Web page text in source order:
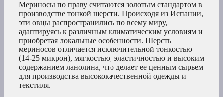
Мериносы по праву считаются золотым стандартом в
производстве тонкой шерсти. Происходя из Испании,
эти овцы распространились по всему миру,
адаптируясь к различным климатическим условиям и
приобретая локальные особенности. Шерсть
мериносов отличается исключительной тонкостью
(14-25 микрон), мягкостью, эластичностью и высоким
содержанием ланолина, что делает ее ценным сырьем
для производства высококачественной одежды и
текстиля.